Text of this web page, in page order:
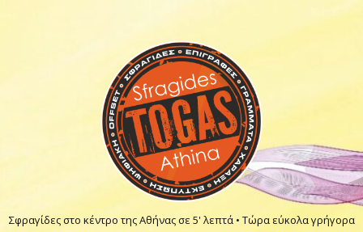
Σφραγίδες στο κέντρο της Αθήνας σε 5' λεπτά • Τώρα εύκολα γρήγορα